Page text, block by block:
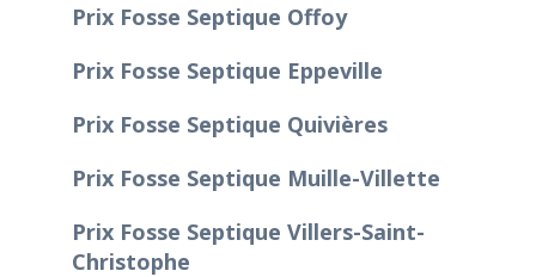
Prix Fosse Septique Offoy
Prix Fosse Septique Eppeville
Prix Fosse Septique Quivières
Prix Fosse Septique Muille-Villette
Prix Fosse Septique Villers-Saint-
Christophe